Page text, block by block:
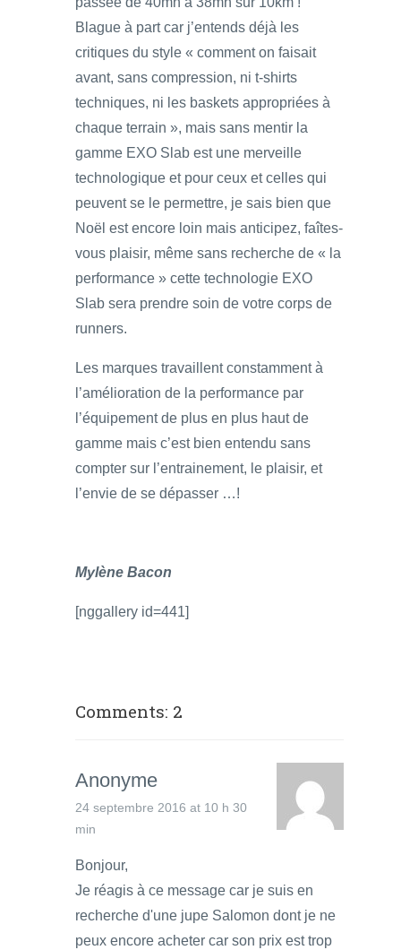
Blague à part car j’entends déjà les
critiques du style « comment on faisait
avant, sans compression, ni t-shirts
techniques, ni les baskets appropriées à
chaque terrain », mais sans mentir la
gamme EXO Slab est une merveille
technologique et pour ceux et celles qui
peuvent se le permettre, je sais bien que
Noël est encore loin mais anticipez, faîtes-
vous plaisir, même sans recherche de « la
performance » cette technologie EXO
Slab sera prendre soin de votre corps de
runners.
Les marques travaillent constamment à
l’amélioration de la performance par
l’équipement de plus en plus haut de
gamme mais c’est bien entendu sans
compter sur l’entrainement, le plaisir, et
l’envie de se dépasser …!
Mylène Bacon
[nggallery id=441]
Comments: 2
Anonyme
24 septembre 2016 at 10 h 30
min
Bonjour,
Je réagis à ce message car je suis en
recherche d'une jupe Salomon dont je ne
peux encore acheter car son prix est trop